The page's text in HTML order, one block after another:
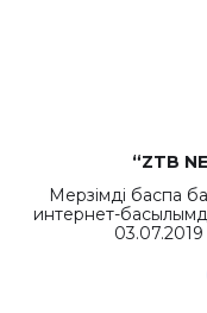
“ZTB
Мерзімді баспа
интернет-басылымды